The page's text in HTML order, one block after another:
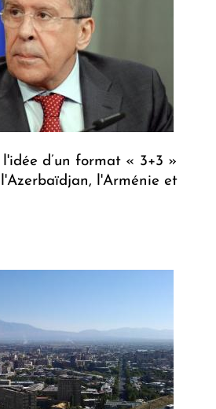
d’un format « 3+3 »
l'Arménie et